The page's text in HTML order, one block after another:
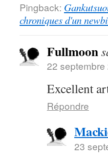
Pingback:
chroniques d'un
Fullmoon
22
Excellent
Répondre
23